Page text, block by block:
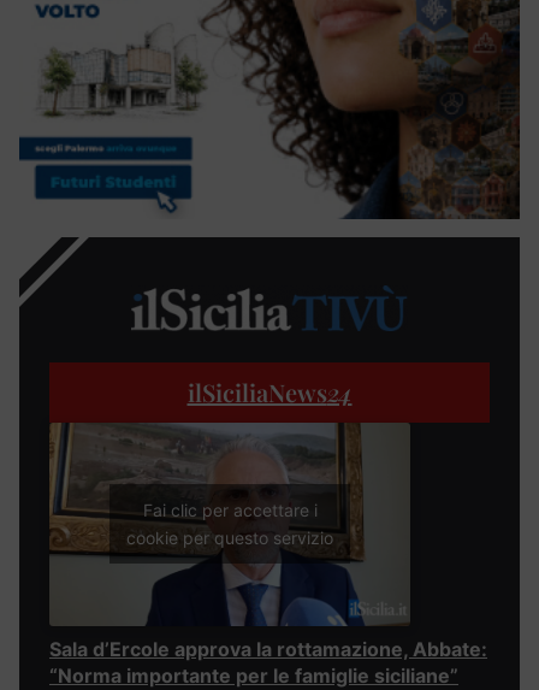
ilSiciliaNews24
Fai clic per accettare i
cookie per questo servizio
Sala d’Ercole approva la rottamazione, Abbate:
“Norma importante per le famiglie siciliane”